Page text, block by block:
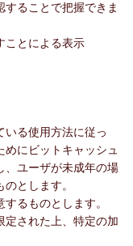
することで把握できま
ことによる表示
いる使用方法に従っ
にビットキャッシュ
、ユーザが未成年の場
とします。
るものとします。
定された上、特定の加